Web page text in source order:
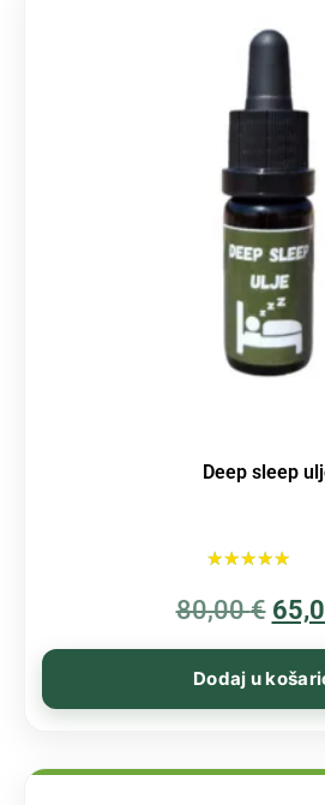
Deep sleep
5.00
od 5
80,00€
Dodaj u